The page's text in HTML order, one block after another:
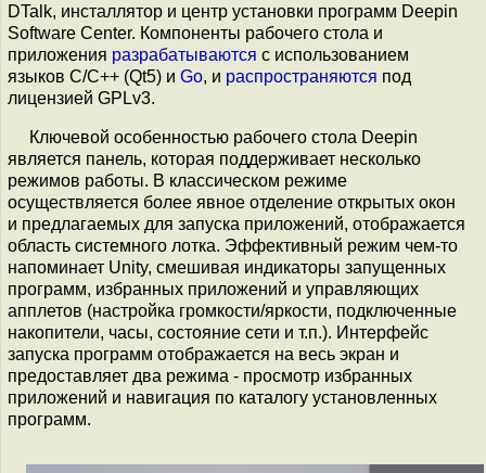
DTalk, инсталлятор и центр установки программ Deepin
Software Center. Компоненты рабочего стола и
приложения разрабатываются с использованием
языков C/C++ (Qt5) и Go, и распространяются под
лицензией GPLv3.
Ключевой особенностью рабочего стола Deepin
является панель, которая поддерживает несколько
режимов работы. В классическом режиме
осуществляется более явное отделение открытых окон
и предлагаемых для запуска приложений, отображается
область системного лотка. Эффективный режим чем-то
напоминает Unity, смешивая индикаторы запущенных
программ, избранных приложений и управляющих
апплетов (настройка громкости/яркости, подключенные
накопители, часы, состояние сети и т.п.). Интерфейс
запуска программ отображается на весь экран и
предоставляет два режима - просмотр избранных
приложений и навигация по каталогу установленных
программ.